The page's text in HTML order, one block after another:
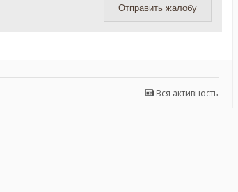
Отправить жалобу
Вся активность